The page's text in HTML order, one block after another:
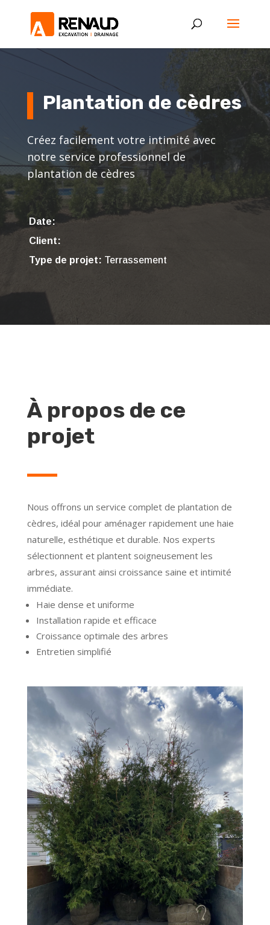
Plantation de cèdres
Créez facilement votre intimité avec
notre service professionnel de
plantation de cèdres
Date:
Client:
Type de projet: Terrassement
À propos de ce
projet
Nous offrons un service complet de plantation de
cèdres, idéal pour aménager rapidement une haie
naturelle, esthétique et durable. Nos experts
sélectionnent et plantent soigneusement les
arbres, assurant ainsi croissance saine et intimité
immédiate.
Haie dense et uniforme
Installation rapide et efficace
Croissance optimale des arbres
Entretien simplifié